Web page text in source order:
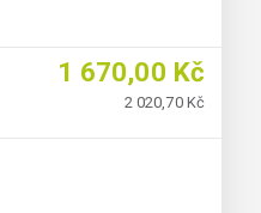
1 670,00 Kč
2 020,70 Kč